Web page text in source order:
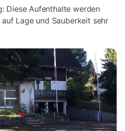
Diese Aufenthalte werden
Lage und Sauberkeit sehr